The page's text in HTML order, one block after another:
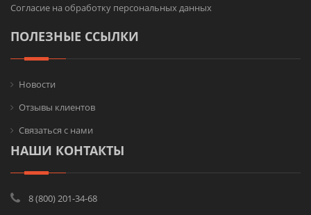
Согласие на обработку персональных данных
ПОЛЕЗНЫЕ ССЫЛКИ
Новости
Отзывы клиентов
Связаться с нами
НАШИ КОНТАКТЫ
8 (800) 201-34-68